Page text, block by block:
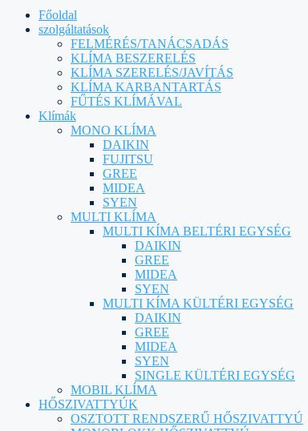
Főoldal
szolgáltatások
FELMÉRÉS/TANÁCSADÁS
KLÍMA BESZERELÉS
KLÍMA SZERELÉS/JAVÍTÁS
KLÍMA KARBANTARTÁS
FŰTÉS KLÍMÁVAL
Klímák
MONO KLÍMA
DAIKIN
FUJITSU
GREE
MIDEA
SYEN
MULTI KLÍMA
MULTI KÍMA BELTÉRI EGYSÉG
DAIKIN
GREE
MIDEA
SYEN
MULTI KÍMA KÜLTÉRI EGYSÉG
DAIKIN
GREE
MIDEA
SYEN
SINGLE KÜLTÉRI EGYSÉG
MOBIL KLÍMA
HŐSZIVATTYÚK
OSZTOTT RENDSZERŰ HŐSZIVATTYÚ